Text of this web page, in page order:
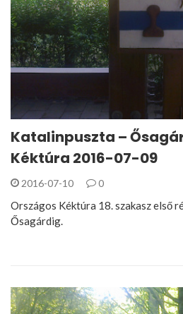
Katalinpuszta –
Kéktúra 2016-07-09
2016-07-10 0
Országos Kéktúra 18. szakasz első
Ősagárdig.